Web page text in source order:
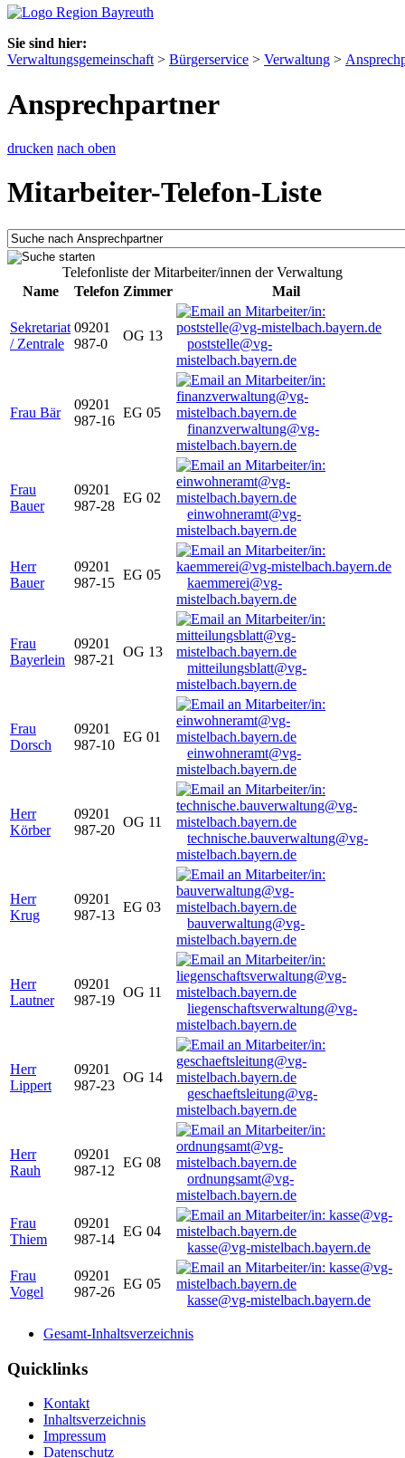
Sie sind hier:
Verwaltungsgemeinschaft > Bürgerservice > Verwaltung >
Ansprechpartner
drucken nach oben
Mitarbeiter-Telefon-Liste
Telefonliste der Mitarbeiter/innen der Verwaltung
Name
Telefon Zimmer Mail
Sekretariat
/ Zentrale
09201
987-0
OG 13
poststelle@vg-
mistelbach.bayern.de
Frau Bär
09201
987-16
EG 05
finanzverwaltung@vg-
mistelbach.bayern.de
Frau
Bauer
09201
987-28
EG 02
einwohneramt@vg-
mistelbach.bayern.de
Herr
Bauer
09201
987-15
EG 05
kaemmerei@vg-
mistelbach.bayern.de
Frau
Bayerlein
09201
987-21
OG 13
mitteilungsblatt@vg-
mistelbach.bayern.de
Frau
Dorsch
09201
987-10
EG 01
einwohneramt@vg-
mistelbach.bayern.de
Herr
Körber
09201
987-20
OG 11
technische.bauverwaltung@vg-
mistelbach.bayern.de
Herr
Krug
09201
987-13
EG 03
bauverwaltung@vg-
mistelbach.bayern.de
Herr
Lautner
09201
987-19
OG 11
liegenschaftsverwaltung@vg-
mistelbach.bayern.de
Herr
Lippert
09201
987-23
OG 14
geschaeftsleitung@vg-
mistelbach.bayern.de
Herr
Rauh
09201
987-12
EG 08
ordnungsamt@vg-
mistelbach.bayern.de
Frau
Thiem
09201
987-14
EG 04
kasse@vg-mistelbach.bayern.de
Frau
Vogel
09201
987-26
EG 05
kasse@vg-mistelbach.bayern.de
Gesamt-Inhaltsverzeichnis
Quicklinks
Kontakt
Inhaltsverzeichnis
Impressum
Datenschutz